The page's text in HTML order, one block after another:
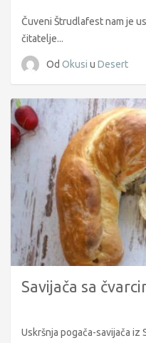
Čuveni Štrudlafest nam je
čitatelje...
Od Okusi u Desert
Savijača sa
Uskršnja pogača-savijača iz